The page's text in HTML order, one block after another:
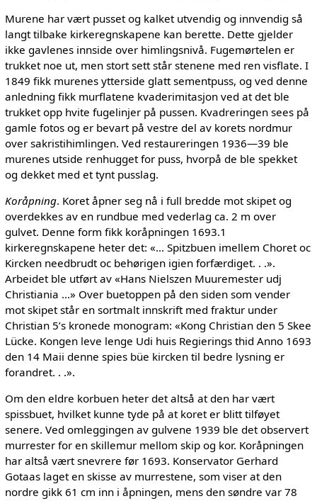
Murene har vært pusset og kalket utvendig og innvendig så
langt tilbake kirkeregnskapene kan berette. Dette gjelder
ikke gavlenes innside over himlingsnivå. Fugemørtelen er
trukket noe ut, men stort sett står stenene med ren visflate. I
1849 fikk murenes ytterside glatt sementpuss, og ved denne
anledning fikk murflatene kvaderimitasjon ved at det ble
trukket opp hvite fugelinjer på pussen. Kvadreringen sees på
gamle fotos og er bevart på vestre del av korets nordmur
over sakristihimlingen. Ved restaureringen 1936—39 ble
murenes utside renhugget for puss, hvorpå de ble spekket
og dekket med et tynt pusslag.
Koråpning. Koret åpner seg nå i full bredde mot skipet og
overdekkes av en rundbue med vederlag ca. 2 m over
gulvet. Denne form fikk koråpningen 1693.1
kirkeregnskapene heter det: «... Spitzbuen imellem Choret oc
Kircken needbrudt oc behørigen igien forfærdiget. . .».
Arbeidet ble utført av «Hans Nielszen Muuremester udj
Christiania ...» Over buetoppen på den siden som vender
mot skipet står en sortmalt innskrift med fraktur under
Christian 5’s kronede monogram: «Kong Christian den 5 Skee
Lücke. Kongen leve lenge Udi huis Regierings thid Anno 1693
den 14 Maii denne spies büe kircken til bedre lysning er
forandret. . .».
Om den eldre korbuen heter det altså at den har vært
spissbuet, hvilket kunne tyde på at koret er blitt tilføyet
senere. Ved omleggingen av gulvene 1939 ble det observert
murrester for en skillemur mellom skip og kor. Koråpningen
har altså vært snevrere før 1693. Konservator Gerhard
Gotaas laget en skisse av murrestene, som viser at den
nordre gikk 61 cm inn i åpningen, mens den søndre var 78